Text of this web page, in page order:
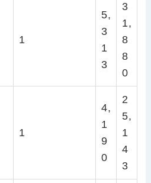
1
5,
3
1
3
3
1,
8
8
0
1
4,
1
9
0
2
5,
1
4
3